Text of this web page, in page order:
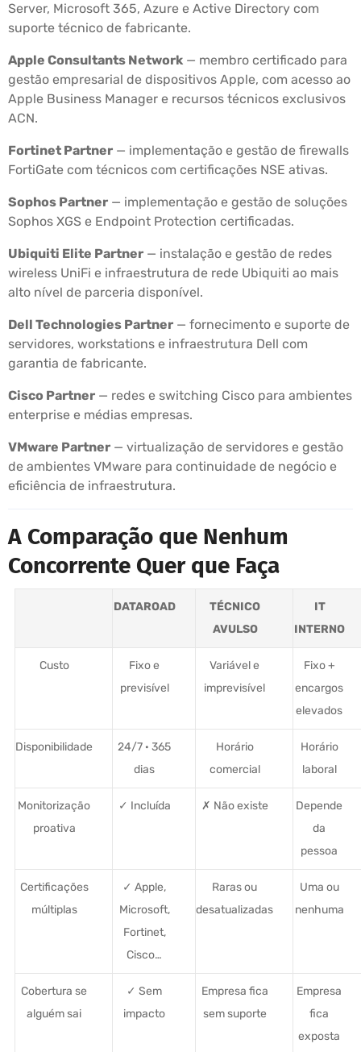
Server, Microsoft 365, Azure e Active Directory com
suporte técnico de fabricante.
Apple Consultants Network — membro certificado para
gestão empresarial de dispositivos Apple, com acesso ao
Apple Business Manager e recursos técnicos exclusivos
ACN.
Fortinet Partner — implementação e gestão de firewalls
FortiGate com técnicos com certificações NSE ativas.
Sophos Partner — implementação e gestão de soluções
Sophos XGS e Endpoint Protection certificadas.
Ubiquiti Elite Partner — instalação e gestão de redes
wireless UniFi e infraestrutura de rede Ubiquiti ao mais
alto nível de parceria disponível.
Dell Technologies Partner — fornecimento e suporte de
servidores, workstations e infraestrutura Dell com
garantia de fabricante.
Cisco Partner — redes e switching Cisco para ambientes
enterprise e médias empresas.
VMware Partner — virtualização de servidores e gestão
de ambientes VMware para continuidade de negócio e
eficiência de infraestrutura.
A Comparação que Nenhum
Concorrente Quer que Faça
DATAROAD
TÉCNICO
AVULSO
IT
INTERNO
Custo
Fixo e
previsível
Variável e
imprevisível
Fixo +
encargos
elevados
Disponibilidade
24/7 · 365
dias
Horário
comercial
Horário
laboral
Monitorização
proativa
✓ Incluída ✗ Não existe
Depende
da
pessoa
Certificações
múltiplas
✓ Apple,
Microsoft,
Fortinet,
Cisco…
Raras ou
desatualizadas
Uma ou
nenhuma
Cobertura se
alguém sai
✓ Sem
impacto
Empresa fica
sem suporte
Empresa
fica
exposta